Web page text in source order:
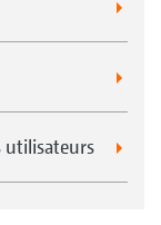
utilisateurs